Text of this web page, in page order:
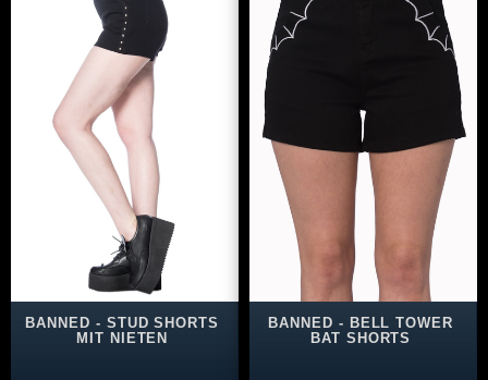
BANNED - STUD SHORTS
MIT NIETEN
BANNED - BELL TOWER
BAT SHORTS